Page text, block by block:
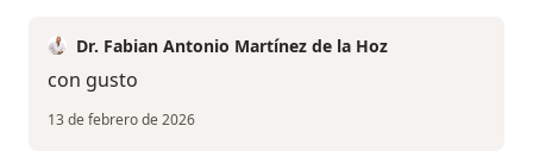
Dr. Fabian Antonio Martínez de la Hoz
con gusto
13 de febrero de 2026